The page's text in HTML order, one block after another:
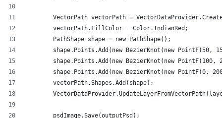
VectorPath vectorPath =
        vectorPath.FillColor = Color.IndianRed;
        PathShape shape = new PathShape();
shape.Points.Add(new BezierKnot(new PointF(50,
shape.Points.Add(new BezierKnot(new PointF(100,
shape.Points.Add(new BezierKnot(new PointF(0,
        vectorPath.Shapes.Add(shape);
        psdImage.Save(outputPsd);